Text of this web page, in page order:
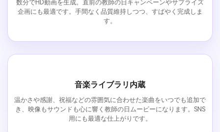
数分でHD動画を生成。直前の教師の日キャンペーンやサプライズ
企画にも最適です。手間なく品質維持しつつ、すばやく完成しま
す。
音楽ライブラリ内蔵
温かさや感謝、祝福などの雰囲気に合わせた楽曲をいつでも追加で
き、映像もサウンドも心に響く教師の日ムービーになります。SNS
用にも最適な仕上がりです。